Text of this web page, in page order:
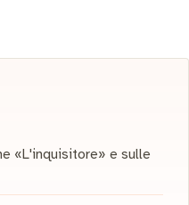
«L'inquisitore» e sulle